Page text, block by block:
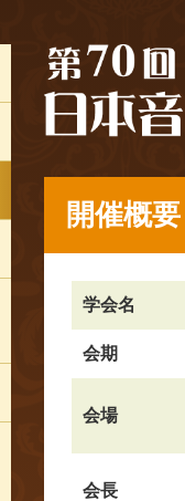
開催概要
学会名
会期
会場
会長